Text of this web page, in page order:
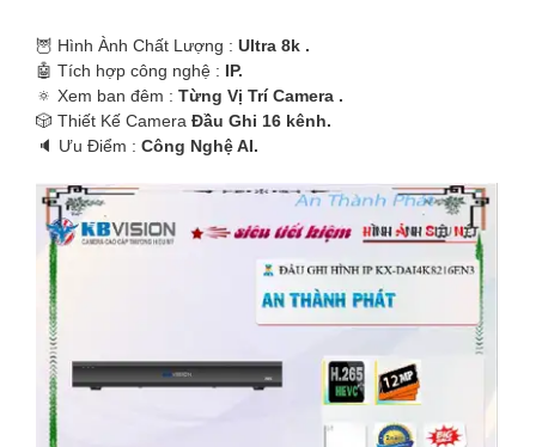
🦉 Hình Ành Chất Lượng : Ultra 8k .
🤖️ Tích hợp công nghệ : IP.
🔅 Xem ban đêm : Từng Vị Trí Camera .
🎲 Thiết Kế Camera Đầu Ghi 16 kênh.
️🔈 Ưu Điểm : Công Nghệ AI.